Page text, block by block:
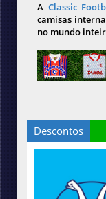
A Classic
camisas
no mundo
Descontos